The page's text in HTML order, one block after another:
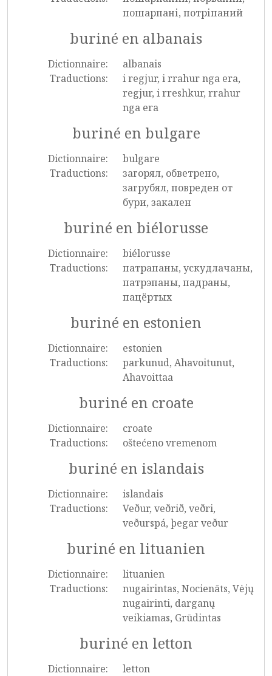
пошарпані, потріпаний
buriné en albanais
Dictionnaire:
albanais
Traductions:
i regjur, i rrahur nga era,
regjur, i rreshkur, rrahur
nga era
buriné en bulgare
Dictionnaire:
bulgare
Traductions:
загорял, обветрено,
загрубял, повреден от
бури, закален
buriné en biélorusse
Dictionnaire:
biélorusse
Traductions:
патрапаны, ускудлачаны,
патрэпаны, падраны,
пацёртых
buriné en estonien
Dictionnaire:
estonien
Traductions:
parkunud, Ahavoitunut,
Ahavoittaa
buriné en croate
Dictionnaire:
croate
Traductions:
oštećeno vremenom
buriné en islandais
Dictionnaire:
islandais
Traductions:
Veður, veðrið, veðri,
veðurspá, þegar veður
buriné en lituanien
Dictionnaire:
lituanien
Traductions:
nugairintas, Nocienāts, Vėjų
nugairinti, darganų
veikiamas, Grūdintas
buriné en letton
Dictionnaire:
letton